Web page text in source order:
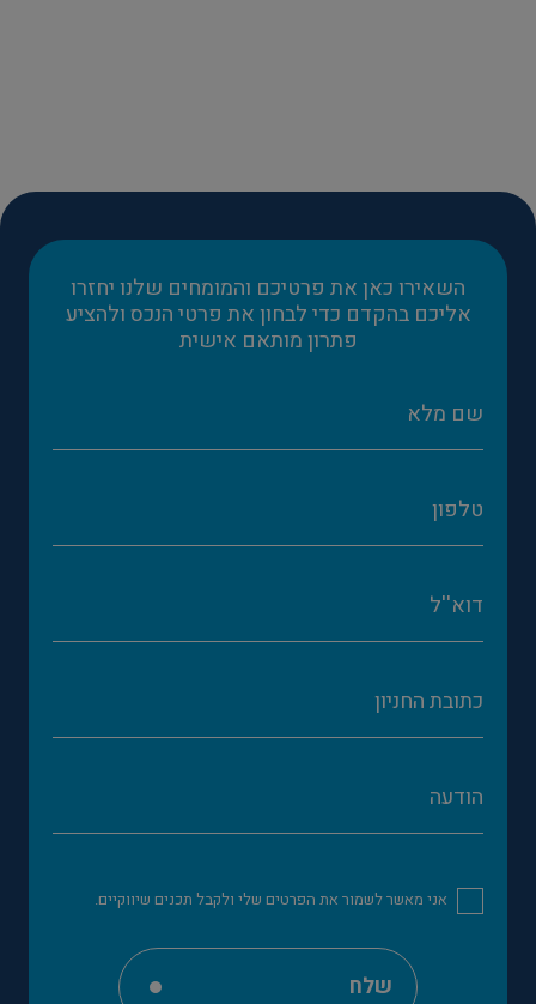
השאירו כאן את פרטיכם והמומחים שלנו יחזרו
אליכם בהקדם כדי לבחון את פרטי הנכס ולהציע
פתרון מותאם אישית
אני מאשר לשמור את הפרטים שלי ולקבל תכנים שיווקיים.
שלח